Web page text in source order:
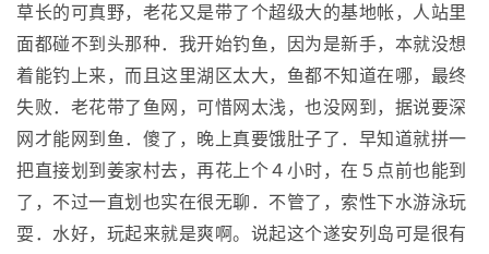
草长的可真野，老花又是带了个超级大的基地帐，人站里
面都碰不到头那种．我开始钓鱼，因为是新手，本就没想
着能钓上来，而且这里湖区太大，鱼都不知道在哪，最终
失败．老花带了鱼网，可惜网太浅，也没网到，据说要深
网才能网到鱼．傻了，晚上真要饿肚子了．早知道就拼一
把直接划到姜家村去，再花上个４小时，在５点前也能到
了，不过一直划也实在很无聊．不管了，索性下水游泳玩
耍．水好，玩起来就是爽啊。说起这个遂安列岛可是很有